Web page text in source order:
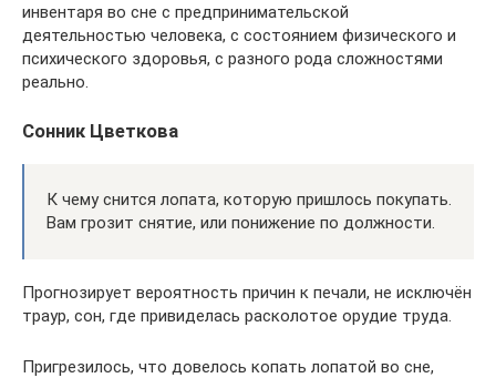
инвентаря во сне с предпринимательской
деятельностью человека, с состоянием физического и
психического здоровья, с разного рода сложностями
реально.
Сонник Цветкова
К чему снится лопата, которую пришлось покупать.
Вам грозит снятие, или понижение по должности.
Прогнозирует вероятность причин к печали, не исключён
траур, сон, где привиделась расколотое орудие труда.
Пригрезилось, что довелось копать лопатой во сне,